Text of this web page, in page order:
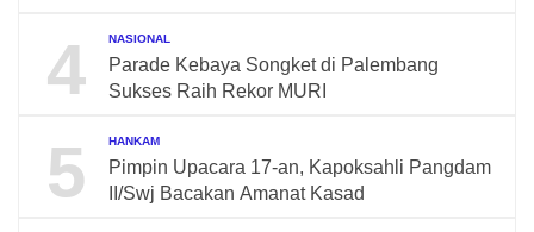
4 NASIONAL
Parade Kebaya Songket di Palembang
Sukses Raih Rekor MURI
5 HANKAM
Pimpin Upacara 17-an, Kapoksahli Pangdam
II/Swj Bacakan Amanat Kasad